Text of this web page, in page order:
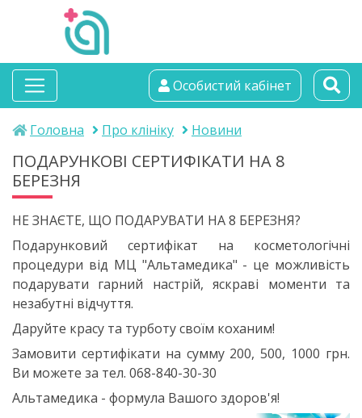
альтамедика
медичний центр
Особистий кабінет
Головна Про клініку Новини
ПОДАРУНКОВІ СЕРТИФІКАТИ НА 8
БЕРЕЗНЯ
НЕ ЗНАЄТЕ, ЩО ПОДАРУВАТИ НА 8 БЕРЕЗНЯ?
Подарунковий сертифікат на косметологічні
процедури від МЦ "Альтамедика" - це можливість
подарувати гарний настрій, яскраві моменти та
незабутні відчуття.
Даруйте красу та турботу своїм коханим!
Замовити сертифікати на сумму 200, 500, 1000 грн.
Ви можете за тел. 068-840-30-30
Альтамедика - формула Вашого здоров'я!